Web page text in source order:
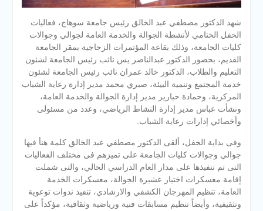
شهد الدكتور مصطفي عبد الخالق رئيس جامعة سوهاج، فعاليات
الحفل الختامي لأنشطة الجوالة والخدمة العامة لجوالي وجوالات
كليات الجامعة، وذلك بقاعة المؤتمرات الزجاجية بمقر الجامعة
القديم، بحضور الدكتور عبدالناصر يس نائب رئيس الجامعة لشئون
التعليم والطلاب، الدكتور خالد عمران نائب رئيس الجامعة لشئون
خدمة المجتمع وتنمية البيئة، صبري محمد مدير إدارة رعاية الشباب
المركزية، وحمادة حبارير مدير إدارة الجوالة والخدمة العامة،
ونشأت عباس مدير إدارة النشاط الرياضي، وعدد من مسئولى
وأخصائي إدارات رعاية الشباب.
وفى بداية الحفل، ألقى الدكتور مصطفي عبد الخالق كلمة هنأ فيها
جوالي وجوالات كليات الجامعة على تميزهم فى مختلف الفعاليات
التى تم تنفيذها على مدار العام الدراسي الحالي، والتى شملت
إقامة معسكرات اختيار عشيرة الجوالة، معسكرات الخدمة
العامة، تنظيم المهرجان الكشفي والارشادي، تنفيذ ندوات توعوية
وتثقيفية، وأيضاً تنظيم مسابقات فنية ورياضية وثقافية، مؤكداً على